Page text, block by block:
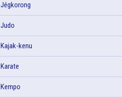
Jégkorong
Judo
Kajak-kenu
Karate
Kempo